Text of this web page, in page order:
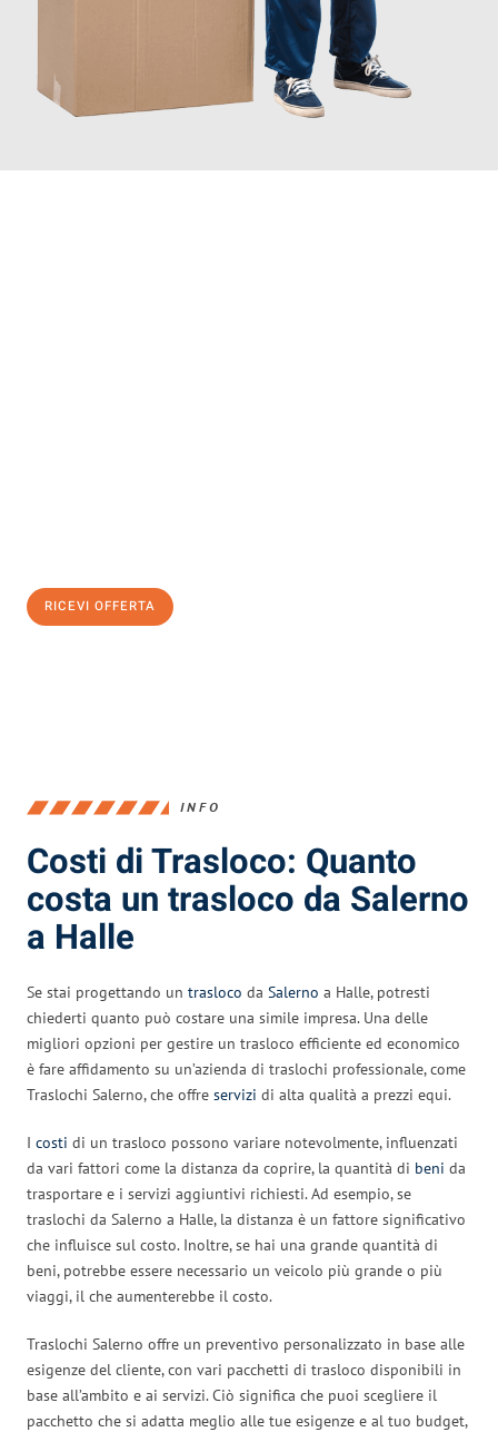
RICEVI OFFERTA
INFO
Costi di Trasloco: Quanto
costa un trasloco da Salerno
a Halle
Se stai progettando un trasloco da Salerno a Halle, potresti
chiederti quanto può costare una simile impresa. Una delle
migliori opzioni per gestire un trasloco efficiente ed economico
è fare affidamento su un’azienda di traslochi professionale, come
Traslochi Salerno, che offre servizi di alta qualità a prezzi equi.
I costi di un trasloco possono variare notevolmente, influenzati
da vari fattori come la distanza da coprire, la quantità di beni da
trasportare e i servizi aggiuntivi richiesti. Ad esempio, se
traslochi da Salerno a Halle, la distanza è un fattore significativo
che influisce sul costo. Inoltre, se hai una grande quantità di
beni, potrebbe essere necessario un veicolo più grande o più
viaggi, il che aumenterebbe il costo.
Traslochi Salerno offre un preventivo personalizzato in base alle
esigenze del cliente, con vari pacchetti di trasloco disponibili in
base all’ambito e ai servizi. Ciò significa che puoi scegliere il
pacchetto che si adatta meglio alle tue esigenze e al tuo budget,